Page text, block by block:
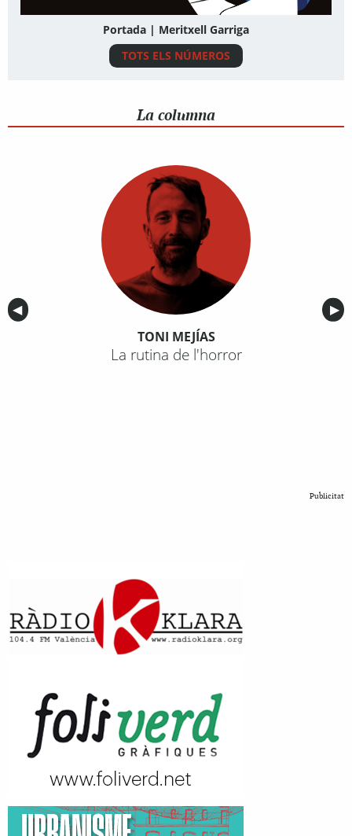
Portada | Meritxell Garriga
TOTS ELS NÚMEROS
La columna
Anterior
◀︎ ▶︎
TONI MEJÍAS
La rutina de l'horror
Publicitat